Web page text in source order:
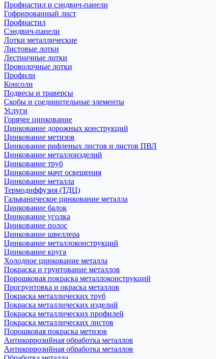
Профнастил и сэндвич-панели
Гофрированный лист
Профнастил
Сэндвич-панели
Лотки металлические
Листовые лотки
Лестничные лотки
Проволочные лотки
Профили
Консоли
Подвесы и траверсы
Скобы и соединительные элементы
Услуги
Горячее цинкование
Цинкование дорожных конструкций
Цинкование метизов
Цинкование рифленых листов и листов ПВЛ
Цинкование металлоизделий
Цинкование труб
Цинкование мачт освещения
Цинкование металла
Термодиффузия (ТДЦ)
Гальваническое цинкование металла
Цинкование балок
Цинкование уголка
Цинкование полос
Цинкование швеллера
Цинкование металлоконструкций
Цинкование круга
Холодное цинкование металла
Покраска и грунтование металлов
Порошковая покраска металлоконструкций
Прогрунтовка и окраска металлов
Покраска металлических труб
Покраска металлических изделий
Покраска металлических профилей
Покраска металлических листов
Порошковая покраска метизов
Антикоррозийная обработка металлов
Антикоррозийная обработка металлов